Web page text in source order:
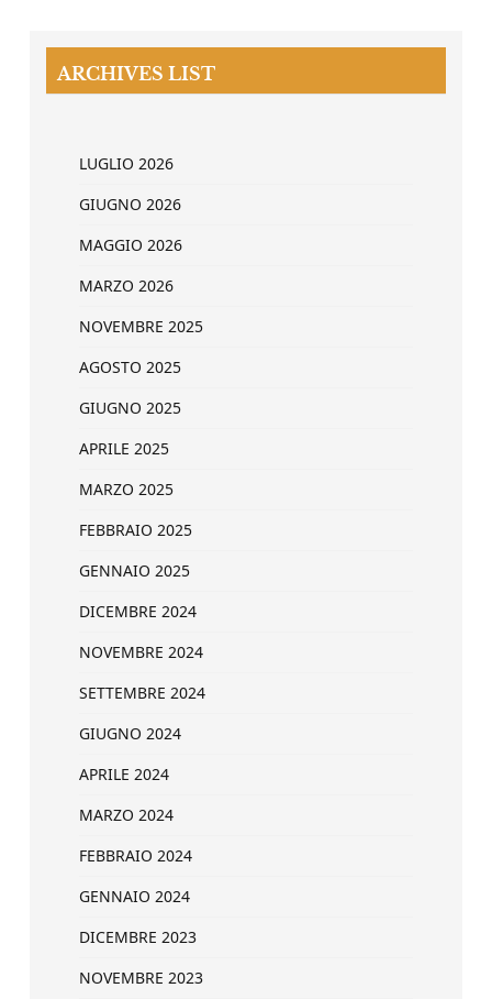
ARCHIVES LIST
LUGLIO 2026
GIUGNO 2026
MAGGIO 2026
MARZO 2026
NOVEMBRE 2025
AGOSTO 2025
GIUGNO 2025
APRILE 2025
MARZO 2025
FEBBRAIO 2025
GENNAIO 2025
DICEMBRE 2024
NOVEMBRE 2024
SETTEMBRE 2024
GIUGNO 2024
APRILE 2024
MARZO 2024
FEBBRAIO 2024
GENNAIO 2024
DICEMBRE 2023
NOVEMBRE 2023